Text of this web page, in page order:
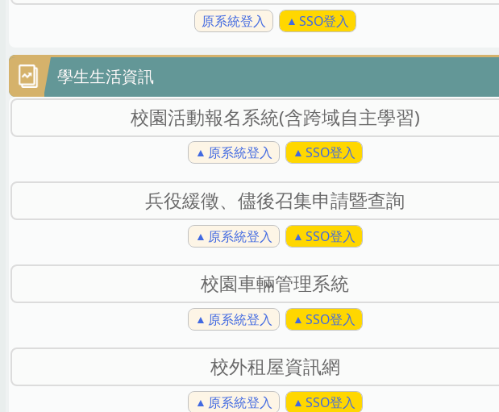
原系統登入 SSO登入
學生生活資訊
校園活動報名系統(含跨域自主學習)
原系統登入 SSO登入
兵役緩徵、儘後召集申請暨查詢
原系統登入 SSO登入
校園車輛管理系統
原系統登入 SSO登入
校外租屋資訊網
原系統登入 SSO登入